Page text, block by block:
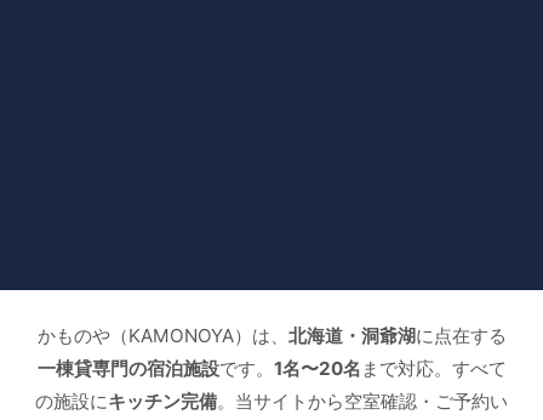
かものや（KAMONOYA）は、 北海道・洞爺湖に点在する
一棟貸専門の宿泊施設です。 1名〜20名 まで対応。すべて
の施設にキッチン完備。当サイトから空室確認・ご予約い